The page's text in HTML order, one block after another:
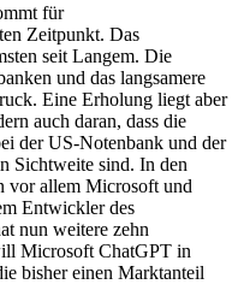
für
Zeitpunkt. Das
seit Langem. Die
und das langsamere
Eine Erholung liegt aber
auch daran, dass die
der US-Notenbank und der
Sichtweite sind. In den
vor allem Microsoft und
Entwickler des
nun weitere zehn
Microsoft ChatGPT in
bisher einen Marktanteil